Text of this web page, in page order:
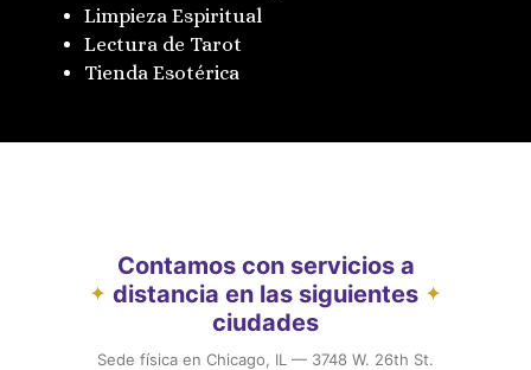
Limpieza Espiritual
Lectura de Tarot
Tienda Esotérica
✦
Contamos con servicios a
distancia en las siguientes
ciudades
✦
Sede física en Chicago, IL — 3748 W. 26th St.